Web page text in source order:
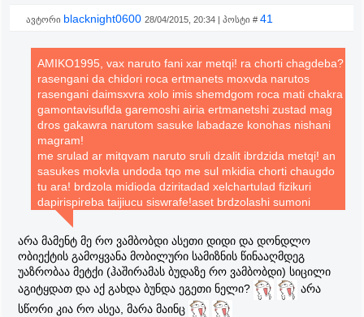
ავტორი blacknight0600 28/04/2015, 20:34 | პოსტი # 41
AMIKO1995, vax naruto fani xar metqi! ra chorti chagdeba?
rasengani da chidori roca ertmanets moxvda narutos
rasengani daimsxvra xolo imis shemdgom roca mati chakra
gamontavisuflda garemoshi airia ertmanetshi zustad mag
dros gakawra narutom sasuke labadaze konohas nishani
magram!
me srulad ar mitqvam naruto sruli dzalit ibrdzida metqi! an
sasukes mokvla undoda tqo me sul mkidia chorti chaugdo
tu ara! brdzola midioda dziritadad xelchartulad fizikuri
dapirispireba taijiucu siswrafe!aset brdzolashi sumoni
sruliad gamousadegari da sruliad azri ar aqvs
gamodzaxebas,radgan tu romelime gacherdeboda da
ubralod daiwyebda sumonis bewedis gaketebas rac dros
waigebda sasuke ubralod amas gamoiyenebda an dawrida
da uflebas ar miscemda bewedis gaketebis sashvalebas an
kide iqve gauyrida meored!strategiulad mainc ifiqret ra
toniani sumoni aset brdzolaahi ristvisaa sawiro me azrs ver
არა მამენტ მე რო ვამბობდი ასეთი დიდი და დონდლო
ობიექტის გამოყვანა მობილური სამიზნის წინააღმდეგ
უაზრობაა მეტქი (ჰაშირამას ბუდაზე რო ვამბობდი) სიცილი
აგიტყდათ და აქ გახდა ბუნდა ეგეთი ნელი?
არა
სწორი კია რო ასეა, მარა მაინც